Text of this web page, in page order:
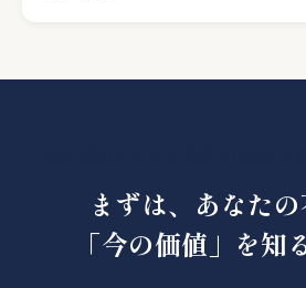
まずは、あなた
「今の価値」を知